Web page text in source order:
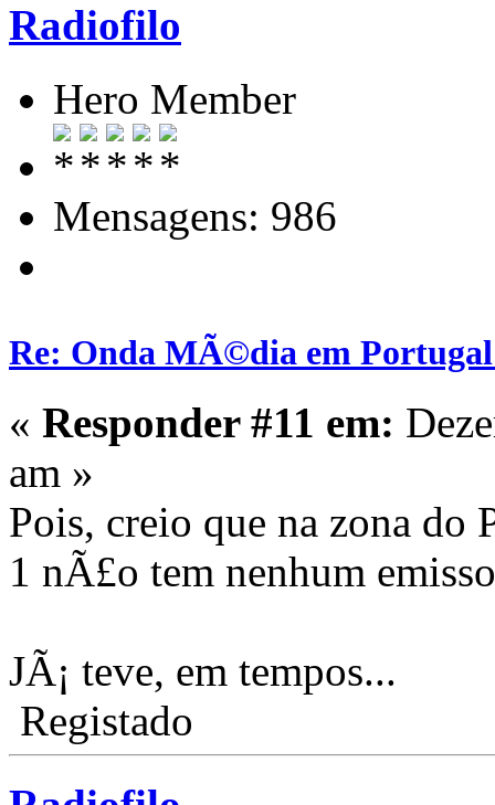
Radiofilo
Hero Member
Mensagens: 986
Re: Onda MÃ©dia em
« Responder #11 em:
am »
Pois, creio que na zona do
1 nÃ£o tem nenhum
JÃ¡ teve, em tempos...
Registado